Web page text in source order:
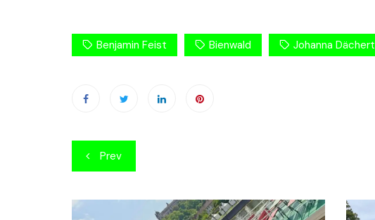
Benjamin Feist Bienwald Johanna Dächert
Beitragsnavigation
Prev